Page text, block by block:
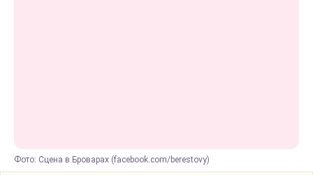
Фото: Сцена в Броварах (facebook.com/berestovy)